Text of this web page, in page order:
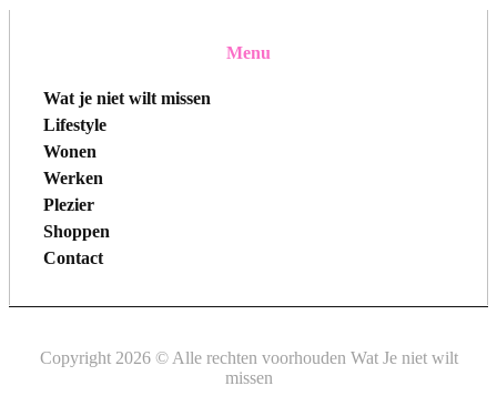
Menu
Wat je niet wilt missen
Lifestyle
Wonen
Werken
Plezier
Shoppen
Contact
Copyright 2026 © Alle rechten voorhouden Wat Je niet wilt
missen